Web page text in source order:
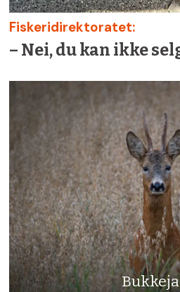
Fiskeridirektoratet:
– Nei, du kan ikke